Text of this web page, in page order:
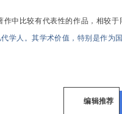
作中比较有代表性的作品，相较
学人。其学术价值，特别是作为
编辑推荐